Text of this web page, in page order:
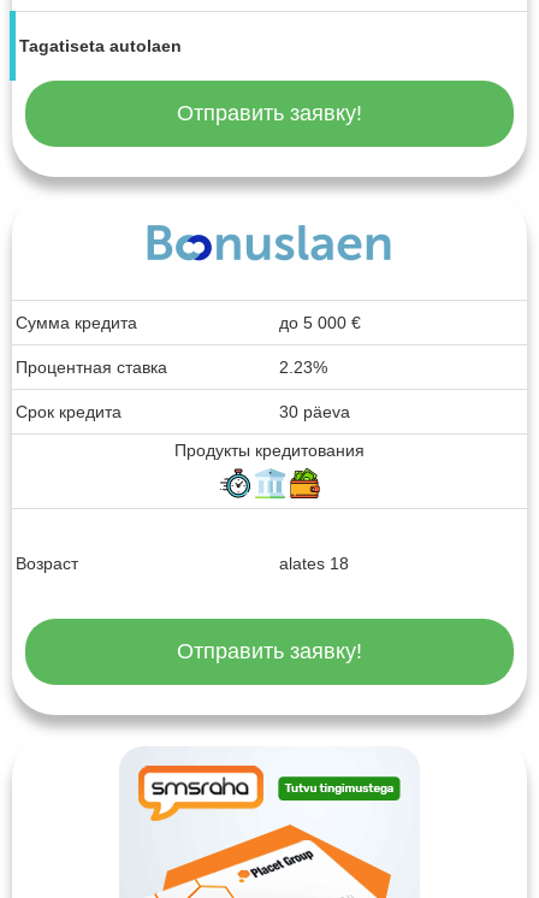
Tagatiseta autolaen
Отправить заявку!
Сумма кредита до 5 000 €
Процентная ставка 2.23%
Срок кредита
30 päeva
Продукты кредитования
Возраст alates 18
Отправить заявку!